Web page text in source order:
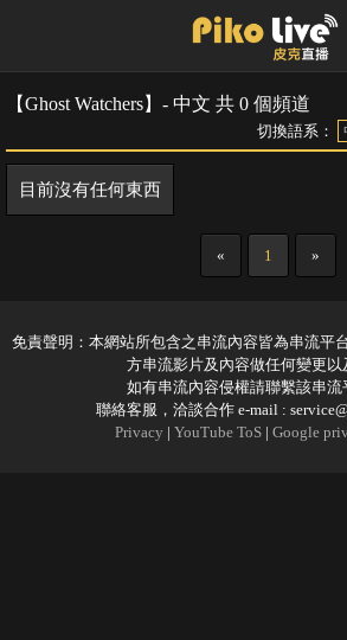
【Ghost Watchers】- 中文 共 0 個頻道
切換語系：
目前沒有任何東西
« 1 »
免責聲明：本網站所包含之串流內容皆為串流平
方串流影片及內容做任何變更以
如有串流內容侵權請聯繫該串流
聯絡客服，洽談合作 e-mail :
Privacy | YouTube ToS| Google